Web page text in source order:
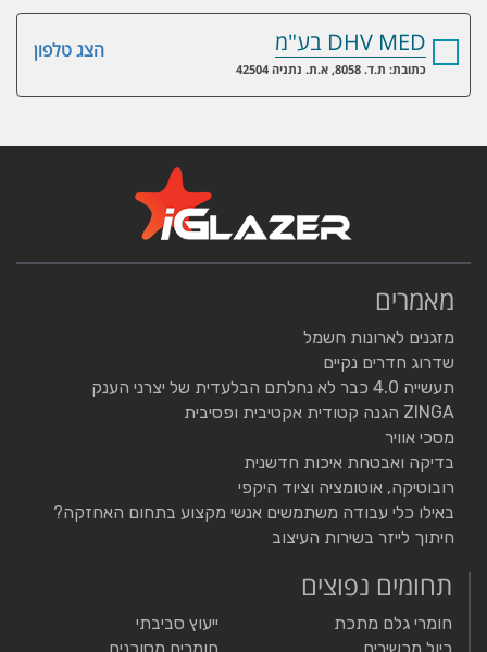
הצג טלפון DHV MED בע"מ
כתובת: ת.ד. 8058, א.ת. נתניה 42504
מאמרים
מזגנים לארונות חשמל
שדרוג חדרים נקיים
תעשייה 4.0 כבר לא נחלתם הבלעדית של יצרני הענק
ZINGA הגנה קטודית אקטיבית ופסיבית
מסכי אוויר
בדיקה ואבטחת איכות חדשנית
רובוטיקה, אוטומציה וציוד היקפי
באילו כלי עבודה משתמשים אנשי מקצוע בתחום האחזקה?
חיתוך לייזר בשירות העיצוב
תחומים נפוצים
חומרי גלם מתכת
כיול מכשירים
ייעוץ סביבתי
חומרים מסוכנים